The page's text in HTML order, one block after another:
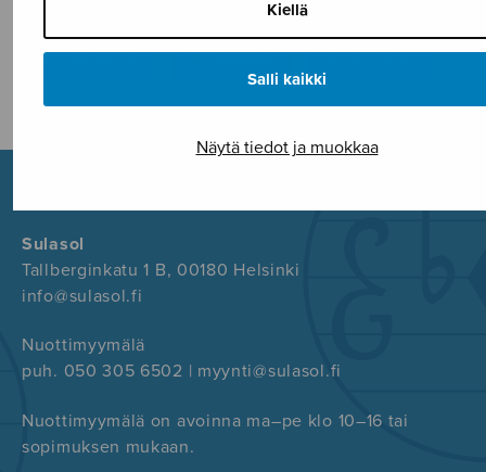
Kiellä
Salli kaikki
Näytä tiedot ja muokkaa
FACEBOOK TWITTER GOOGLE+
Sulasol
Tallberginkatu 1 B, 00180 Helsinki
info@sulasol.fi
Nuottimyymälä
puh. 050 305 6502 | myynti@sulasol.fi
Nuottimyymälä on avoinna ma–pe klo 10–16 tai
sopimuksen mukaan.